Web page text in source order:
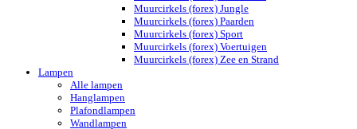
Muurcirkels (forex) Jungle
Muurcirkels (forex) Paarden
Muurcirkels (forex) Sport
Muurcirkels (forex) Voertuigen
Muurcirkels (forex) Zee en Strand
Lampen
Alle lampen
Hanglampen
Plafondlampen
Wandlampen